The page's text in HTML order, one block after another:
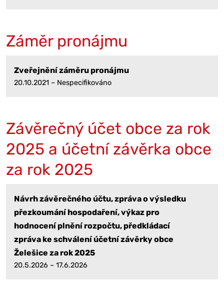
Záměr pronájmu
Zveřejnění záměru pronájmu
20.10.2021 – Nespecifikováno
Závěrečný účet obce za rok
2025 a účetní závěrka obce
za rok 2025
Návrh závěrečného účtu, zpráva o výsledku
přezkoumání hospodaření, výkaz pro
hodnocení plnění rozpočtu, předkládací
zpráva ke schválení účetní závěrky obce
Želešice za rok 2025
20.5.2026 – 17.6.2026